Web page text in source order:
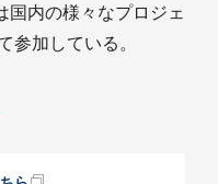
国内の様々なプロジェ
参加している。